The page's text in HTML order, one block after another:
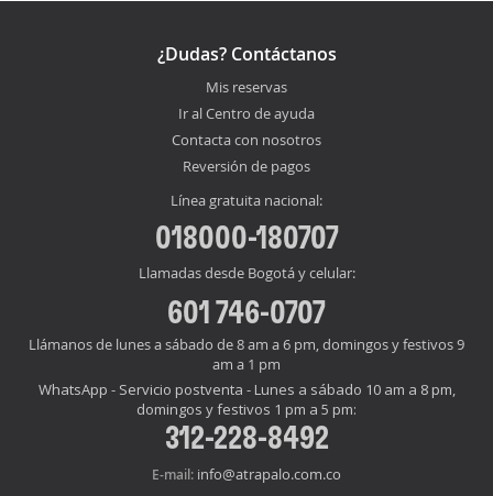
¿Dudas? Contáctanos
Mis reservas
Ir al Centro de ayuda
Contacta con nosotros
Reversión de pagos
Línea gratuita nacional:
018000-180707
Llamadas desde Bogotá y celular:
601 746-0707
Llámanos de lunes a sábado de 8 am a 6 pm, domingos y festivos 9
am a 1 pm
WhatsApp - Servicio postventa - Lunes a sábado 10 am a 8 pm,
domingos y festivos 1 pm a 5 pm:
312-228-8492
E-mail: info@atrapalo.com.co